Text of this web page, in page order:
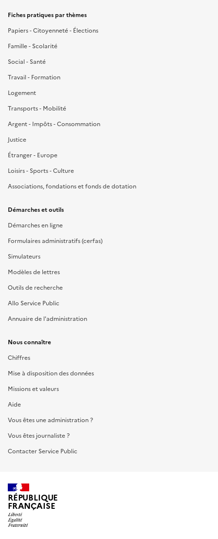
Fiches pratiques par thèmes
Papiers - Citoyenneté - Élections
Famille - Scolarité
Social - Santé
Travail - Formation
Logement
Transports - Mobilité
Argent - Impôts - Consommation
Justice
Étranger - Europe
Loisirs - Sports - Culture
Associations, fondations et fonds de dotation
Démarches et outils
Démarches en ligne
Formulaires administratifs (cerfas)
Simulateurs
Modèles de lettres
Outils de recherche
Allo Service Public
Annuaire de l'administration
Nous connaître
Chiffres
Mise à disposition des données
Missions et valeurs
Aide
Vous êtes une administration ?
Vous êtes journaliste ?
Contacter Service Public
RÉPUBLIQUE
FRANÇAISE